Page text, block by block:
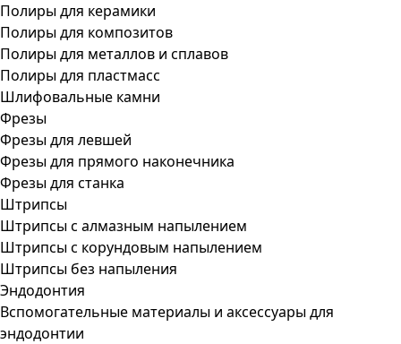
Полиры для керамики
Полиры для композитов
Полиры для металлов и сплавов
Полиры для пластмасс
Шлифовальные камни
Фрезы
Фрезы для левшей
Фрезы для прямого наконечника
Фрезы для станка
Штрипсы
Штрипсы c алмазным напылением
Штрипсы c корундовым напылением
Штрипсы без напыления
Эндодонтия
Вспомогательные материалы и аксессуары для
эндодонтии